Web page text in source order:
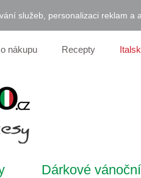
služeb, personalizaci reklam
nákupu Recepty
Dárkové